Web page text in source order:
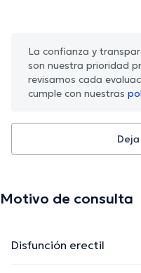
La confianza y
son nuestra prioridad
revisamos cada
cumple con nuestras
Motivo de consulta
Disfunción erectil